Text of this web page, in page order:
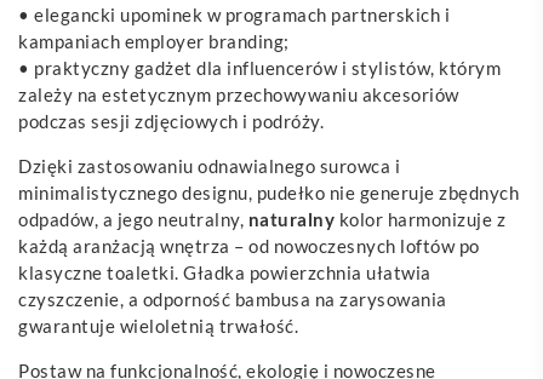
• elegancki upominek w programach partnerskich i
kampaniach employer branding;
• praktyczny gadżet dla influencerów i stylistów, którym
zależy na estetycznym przechowywaniu akcesoriów
podczas sesji zdjęciowych i podróży.
Dzięki zastosowaniu odnawialnego surowca i
minimalistycznego designu, pudełko nie generuje zbędnych
odpadów, a jego neutralny, naturalny kolor harmonizuje z
każdą aranżacją wnętrza – od nowoczesnych loftów po
klasyczne toaletki. Gładka powierzchnia ułatwia
czyszczenie, a odporność bambusa na zarysowania
gwarantuje wieloletnią trwałość.
Postaw na funkcjonalność, ekologię i nowoczesne